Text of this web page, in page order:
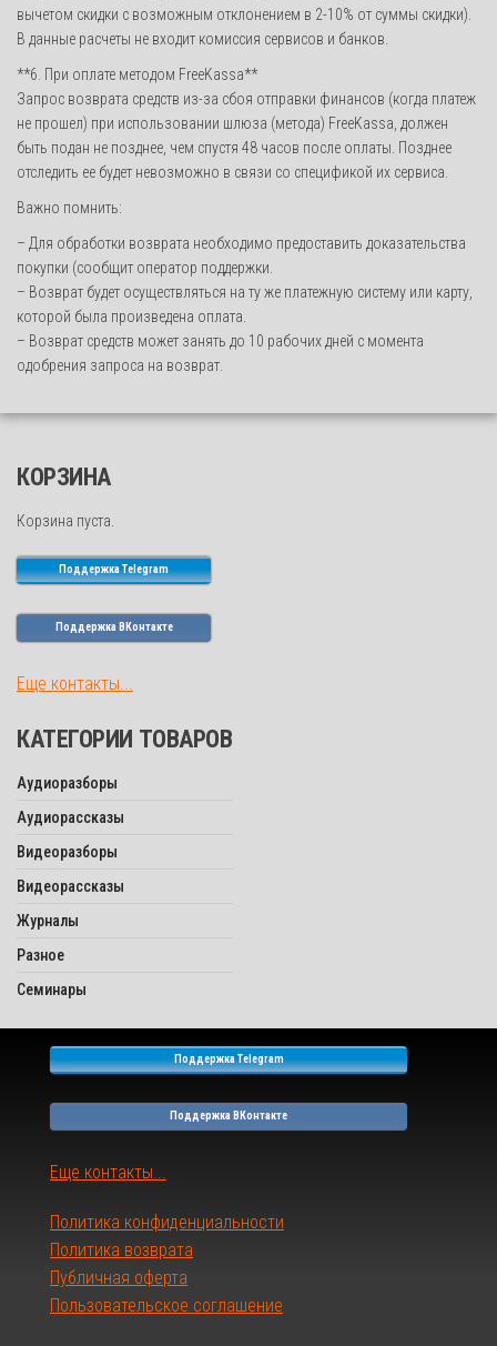
вычетом скидки с возможным отклонением в 2-10% от суммы скидки).
В данные расчеты не входит комиссия сервисов и банков.
**6. При оплате методом FreeKassa**
Запрос возврата средств из-за сбоя отправки финансов (когда платеж
не прошел) при использовании шлюза (метода) FreeKassa, должен
быть подан не позднее, чем спустя 48 часов после оплаты. Позднее
отследить ее будет невозможно в связи со спецификой их сервиса.
Важно помнить:
– Для обработки возврата необходимо предоставить доказательства
покупки (сообщит оператор поддержки.
– Возврат будет осуществляться на ту же платежную систему или карту,
которой была произведена оплата.
– Возврат средств может занять до 10 рабочих дней с момента
одобрения запроса на возврат.
КОРЗИНА
Корзина пуста.
Поддержка Telegram
Поддержка ВКонтакте
Еще контакты...
КАТЕГОРИИ ТОВАРОВ
Аудиоразборы
Аудиорассказы
Видеоразборы
Видеорассказы
Журналы
Разное
Семинары
Поддержка Telegram
Поддержка ВКонтакте
Еще контакты...
Политика конфиденциальности
Политика возврата
Публичная оферта
Пользовательское соглашение